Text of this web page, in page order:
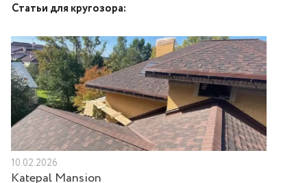
Статьи для кругозора:
10.02.2026
Katepal Mansion